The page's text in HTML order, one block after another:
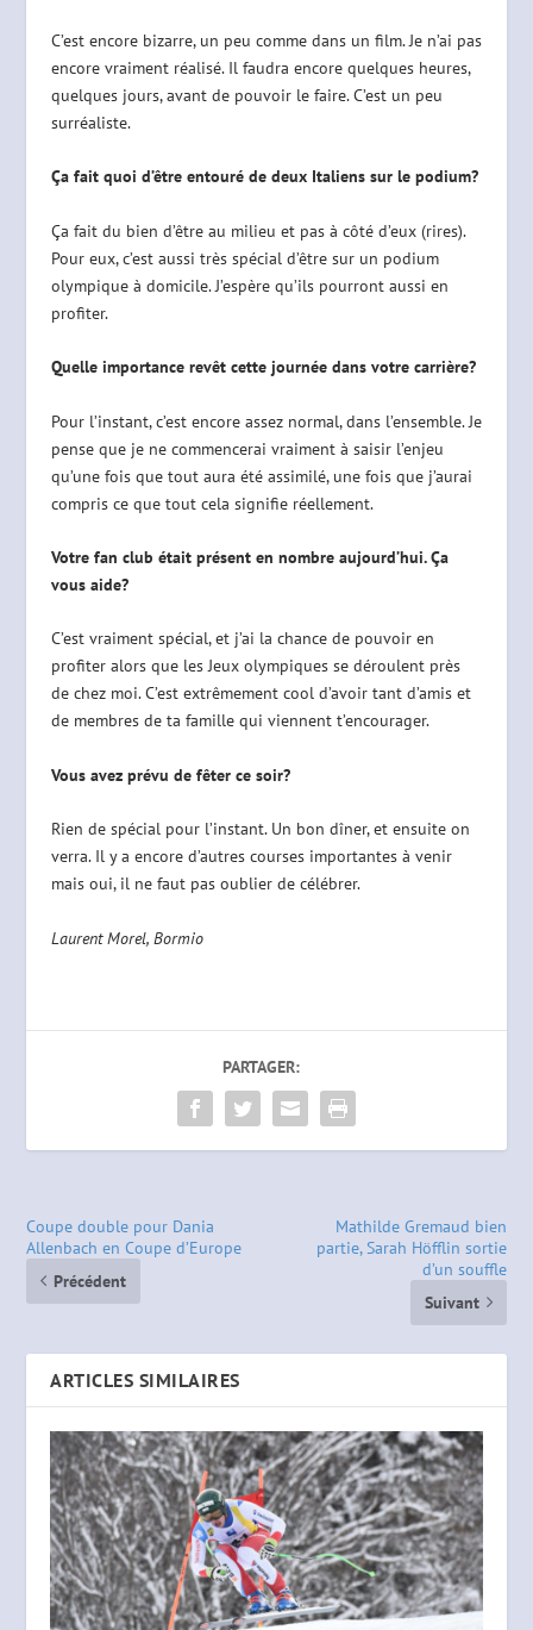
C’est encore bizarre, un peu comme dans un film. Je n’ai pas
encore vraiment réalisé. Il faudra encore quelques heures,
quelques jours, avant de pouvoir le faire. C’est un peu
surréaliste.
Ça fait quoi d’être entouré de deux Italiens sur le podium?
Ça fait du bien d’être au milieu et pas à côté d’eux (rires).
Pour eux, c’est aussi très spécial d’être sur un podium
olympique à domicile. J’espère qu’ils pourront aussi en
profiter.
Quelle importance revêt cette journée dans votre carrière?
Pour l’instant, c’est encore assez normal, dans l’ensemble. Je
pense que je ne commencerai vraiment à saisir l’enjeu
qu’une fois que tout aura été assimilé, une fois que j’aurai
compris ce que tout cela signifie réellement.
Votre fan club était présent en nombre aujourd’hui. Ça
vous aide?
C’est vraiment spécial, et j’ai la chance de pouvoir en
profiter alors que les Jeux olympiques se déroulent près
de chez moi. C’est extrêmement cool d’avoir tant d’amis et
de membres de ta famille qui viennent t’encourager.
Vous avez prévu de fêter ce soir?
Rien de spécial pour l’instant. Un bon dîner, et ensuite on
verra. Il y a encore d’autres courses importantes à venir
mais oui, il ne faut pas oublier de célébrer.
Laurent Morel, Bormio
PARTAGER:
Coupe double pour Dania
Allenbach en Coupe d’Europe
Précédent
Mathilde Gremaud bien
partie, Sarah Höfflin sortie
d’un souffle
Suivant
ARTICLES SIMILAIRES